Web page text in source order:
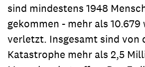
sind mindestens 1948
gekommen - mehr als 10.679
verletzt. Insgesamt sind von
Katastrophe mehr als 2,5